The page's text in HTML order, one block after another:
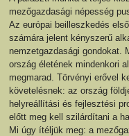
mezőgazdasági népesség
Az európai beilleszkedés
számára jelent kényszerű
nemzetgazdasági gondokat.
ország életének mindenkori
megmarad. Törvényi erővel
követelésnek: az ország
helyreállítási és fejlesztési
előtt meg kell szilárdítani a
Mi úgy ítéljük meg: a